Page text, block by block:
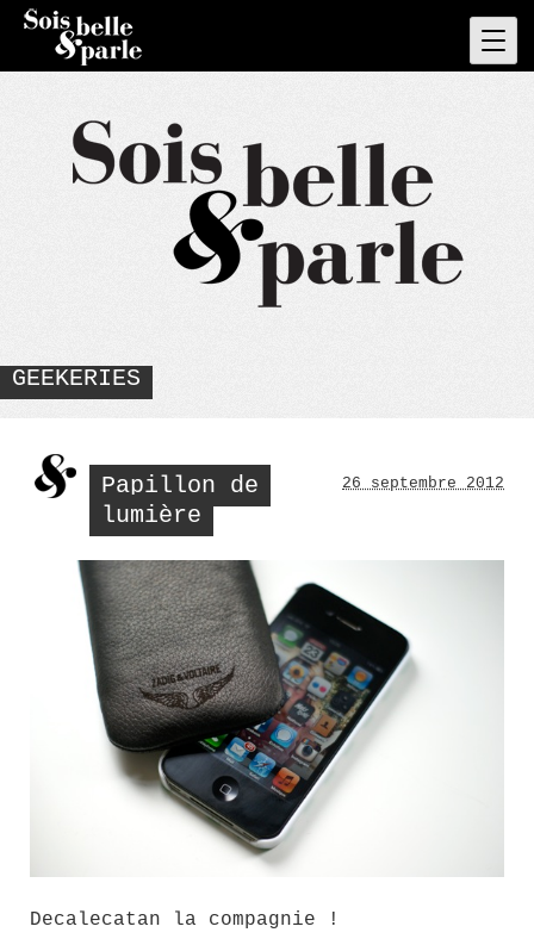
Skip
content
GEEKERIES
Papillon de
lumière
26 septembre 2012
Decalecatan la compagnie !